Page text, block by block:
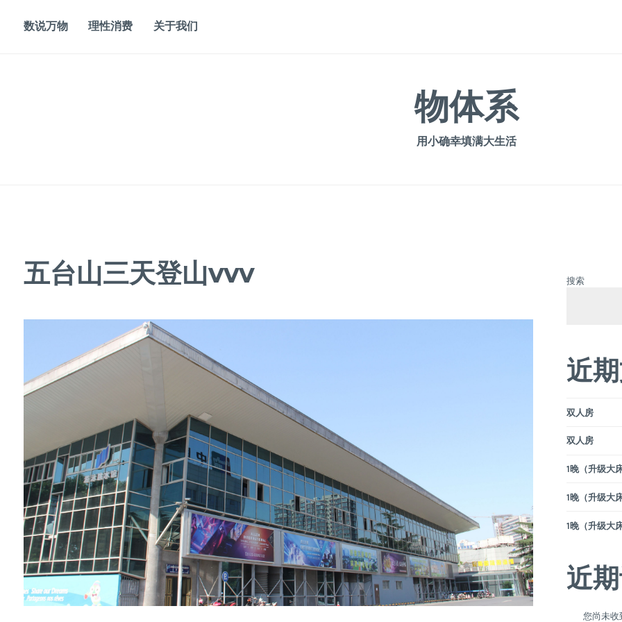
数说万物 理性消费 关于我们
物体系
用小确幸填满大生活
五台山三天登山vvv 搜索
近
双人房
双人房
1晚（升级大
1晚（升级大
1晚（升级大
近
您尚未收